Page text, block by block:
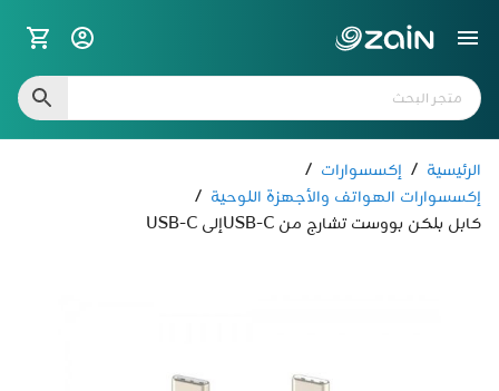
الرئيسية / إكسسوارات /
إكسسوارات الهواتف والأجهزة اللوحية /
كابل بلكن بووست تشارج من USB-Cإلى USB-C